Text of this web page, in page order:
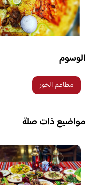
الوسوم
مطاعم الخور
مواضيع ذات صلة